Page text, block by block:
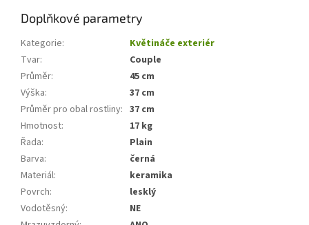
Doplňkové parametry
Kategorie:
Květináče exteriér
Tvar:
Couple
Průměr:
45 cm
Výška:
37 cm
Průměr pro obal rostliny: 37 cm
Hmotnost:
17 kg
Řada:
Plain
Barva:
černá
Materiál:
keramika
Povrch:
lesklý
Vodotěsný:
NE